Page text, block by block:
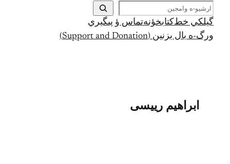
ج
س
ت
ج
گيلکي خط کتابخؤنهتماس ؤ پىگيري
ورگ-ه بال بزنين (Support and Donation)
ابراهیم رییسی